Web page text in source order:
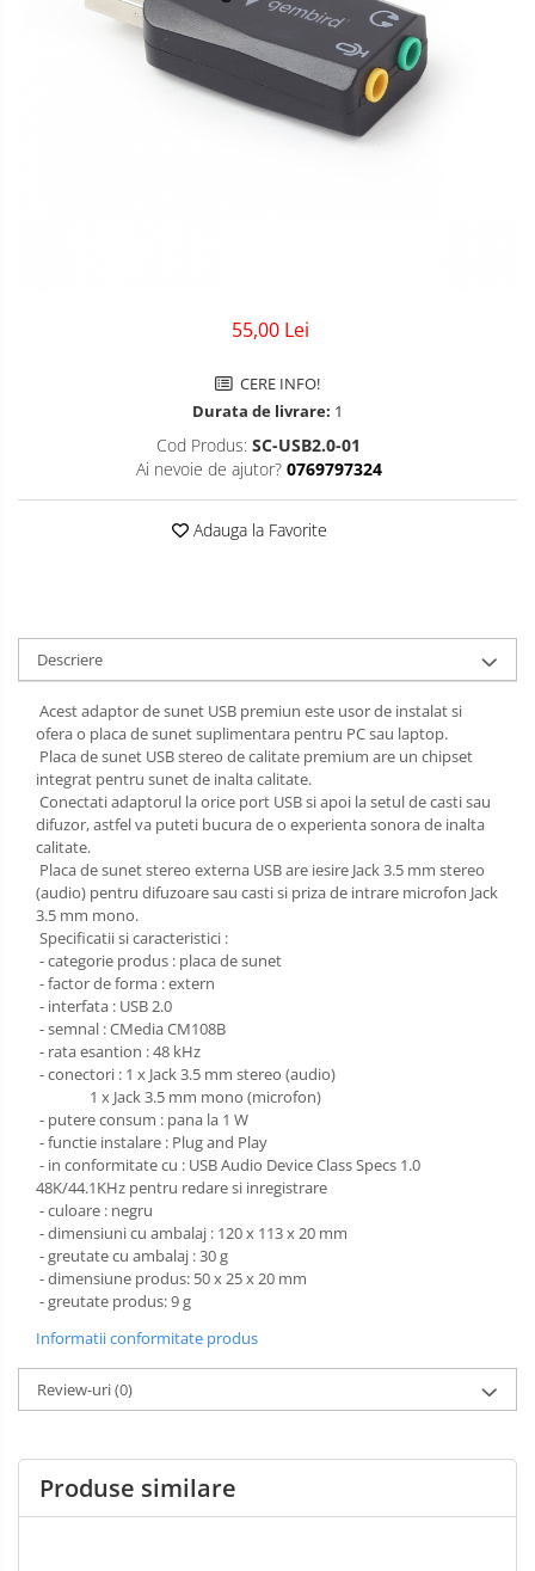
Solid-State Drive (SSD)
Laptopuri / Notebook-uri
55,00 Lei
CERE INFO!
Durata de livrare: 1
Cod Produs: SC-USB2.0-01
Ai nevoie de ajutor? 0769797324
Adauga la Favorite
Descriere
Acest adaptor de sunet USB premiun este usor de instalat si
ofera o placa de sunet suplimentara pentru PC sau laptop.
Placa de sunet USB stereo de calitate premium are un chipset
integrat pentru sunet de inalta calitate.
Conectati adaptorul la orice port USB si apoi la setul de casti sau
difuzor, astfel va puteti bucura de o experienta sonora de inalta
calitate.
Placa de sunet stereo externa USB are iesire Jack 3.5 mm stereo
(audio) pentru difuzoare sau casti si priza de intrare microfon Jack
3.5 mm mono.
Specificatii si caracteristici :
- categorie produs : placa de sunet
- factor de forma : extern
- interfata : USB 2.0
- semnal : CMedia CM108B
- rata esantion : 48 kHz
- conectori : 1 x Jack 3.5 mm stereo (audio)
1 x Jack 3.5 mm mono (microfon)
- putere consum : pana la 1 W
- functie instalare : Plug and Play
- in conformitate cu : USB Audio Device Class Specs 1.0
48K/44.1KHz pentru redare si inregistrare
- culoare : negru
- dimensiuni cu ambalaj : 120 x 113 x 20 mm
- greutate cu ambalaj : 30 g
- dimensiune produs: 50 x 25 x 20 mm
- greutate produs: 9 g
Informatii conformitate produs
Review-uri(0)
Produse similare